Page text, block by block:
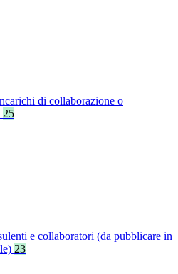
di collaborazione o
25
e collaboratori (da pubblicare in
23